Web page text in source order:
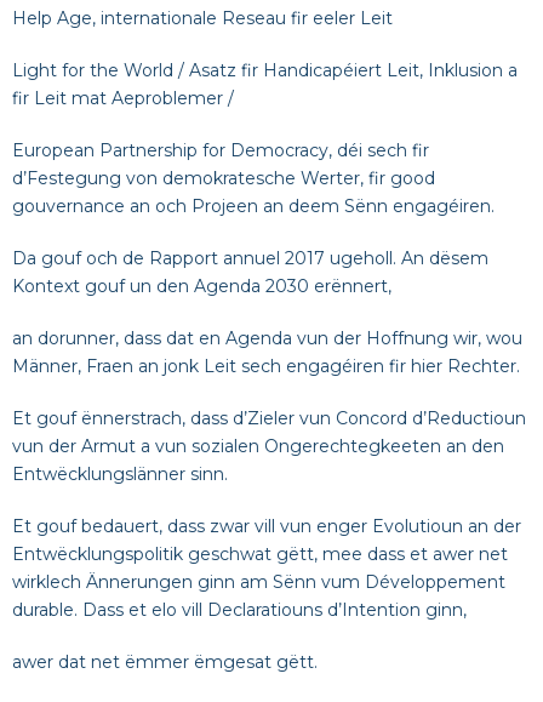
Help Age, internationale Reseau fir eeler Leit
Light for the World / Asatz fir Handicapéiert Leit, Inklusion a
fir Leit mat Aeproblemer /
European Partnership for Democracy, déi sech fir
d’Festegung von demokratesche Werter, fir good
gouvernance an och Projeen an deem Sënn engagéiren.
Da gouf och de Rapport annuel 2017 ugeholl. An dësem
Kontext gouf un den Agenda 2030 erënnert,
an dorunner, dass dat en Agenda vun der Hoffnung wir, wou
Männer, Fraen an jonk Leit sech engagéiren fir hier Rechter.
Et gouf ënnerstrach, dass d’Zieler vun Concord d’Reductioun
vun der Armut a vun sozialen Ongerechtegkeeten an den
Entwëcklungslänner sinn.
Et gouf bedauert, dass zwar vill vun enger Evolutioun an der
Entwëcklungspolitik geschwat gëtt, mee dass et awer net
wirklech Ännerungen ginn am Sënn vum Développement
durable. Dass et elo vill Declaratiouns d’Intention ginn,
awer dat net ëmmer ëmgesat gëtt.